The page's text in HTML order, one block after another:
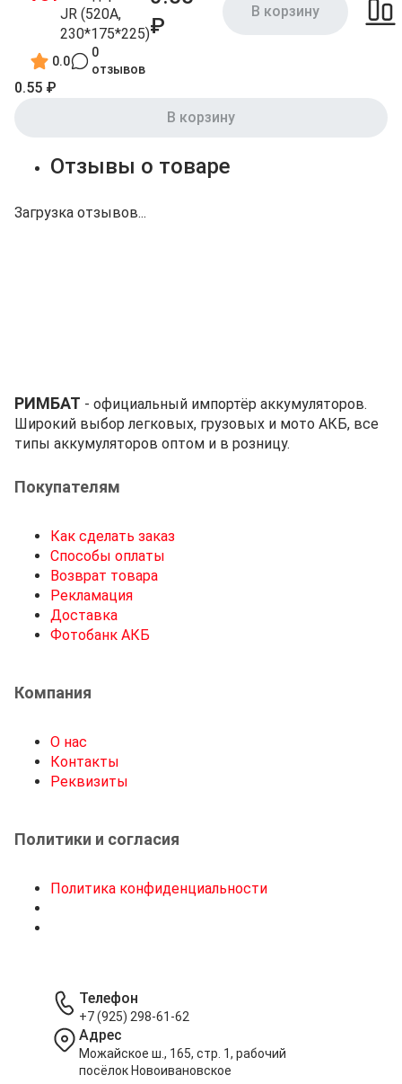
JR (520A,
230*175*225)
0.0
0
отзывов
₽
В корзину
0.55 ₽
В корзину
Отзывы о товаре
Загрузка отзывов...
РИМБАТ - официальный импортёр аккумуляторов.
Широкий выбор легковых, грузовых и мото АКБ, все
типы аккумуляторов оптом и в розницу.
Покупателям
Как сделать заказ
Способы оплаты
Возврат товара
Рекламация
Доставка
Фотобанк АКБ
Компания
О нас
Контакты
Реквизиты
Политики и согласия
Политика конфиденциальности
Телефон
+7 (925) 298-61-62
Адрес
Можайское ш., 165, стр. 1, рабочий
посёлок Новоивановское